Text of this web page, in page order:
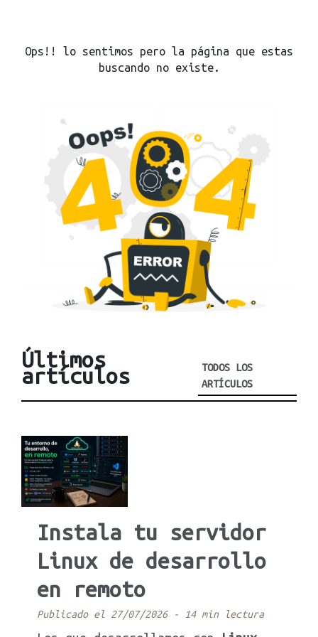
Ops!! lo sentimos pero la página que estas
buscando no existe.
Últimos
artículos
TODOS LOS
ARTÍCULOS
Instala tu servidor
Linux de desarrollo
en remoto
Publicado el 27/07/2026- 14 min lectura